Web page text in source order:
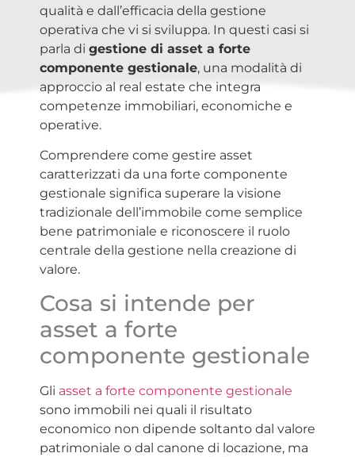
qualità e dall’efficacia della gestione
operativa che vi si sviluppa. In questi casi si
parla di gestione di asset a forte
componente gestionale, una modalità di
approccio al real estate che integra
competenze immobiliari, economiche e
operative.
Comprendere come gestire asset
caratterizzati da una forte componente
gestionale significa superare la visione
tradizionale dell’immobile come semplice
bene patrimoniale e riconoscere il ruolo
centrale della gestione nella creazione di
valore.
Cosa si intende per
asset a forte
componente gestionale
Gli asset a forte componente gestionale
sono immobili nei quali il risultato
economico non dipende soltanto dal valore
patrimoniale o dal canone di locazione, ma